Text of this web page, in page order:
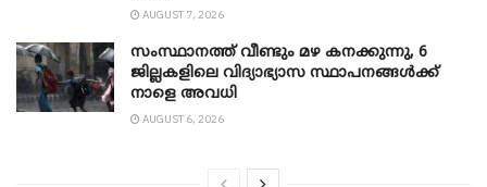
AUGUST 7, 2026
സംസ്ഥാനത്ത് വീണ്ടും മഴ കനക്കുന്നു, 6
ജില്ലകളിലെ വിദ്യാഭ്യാസ സ്ഥാപനങ്ങൾക്ക്
നാളെ അവധി
AUGUST 6, 2026